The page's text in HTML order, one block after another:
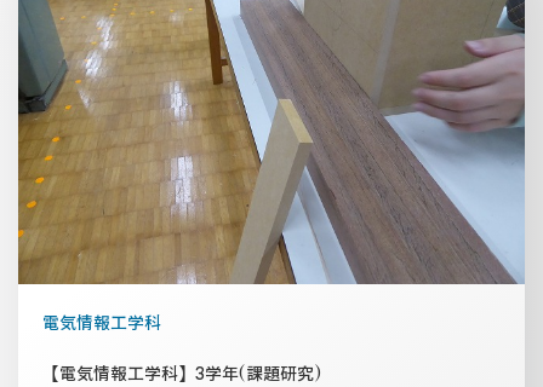
電気情報工学科
【電気情報工学科】3学年(課題研究)